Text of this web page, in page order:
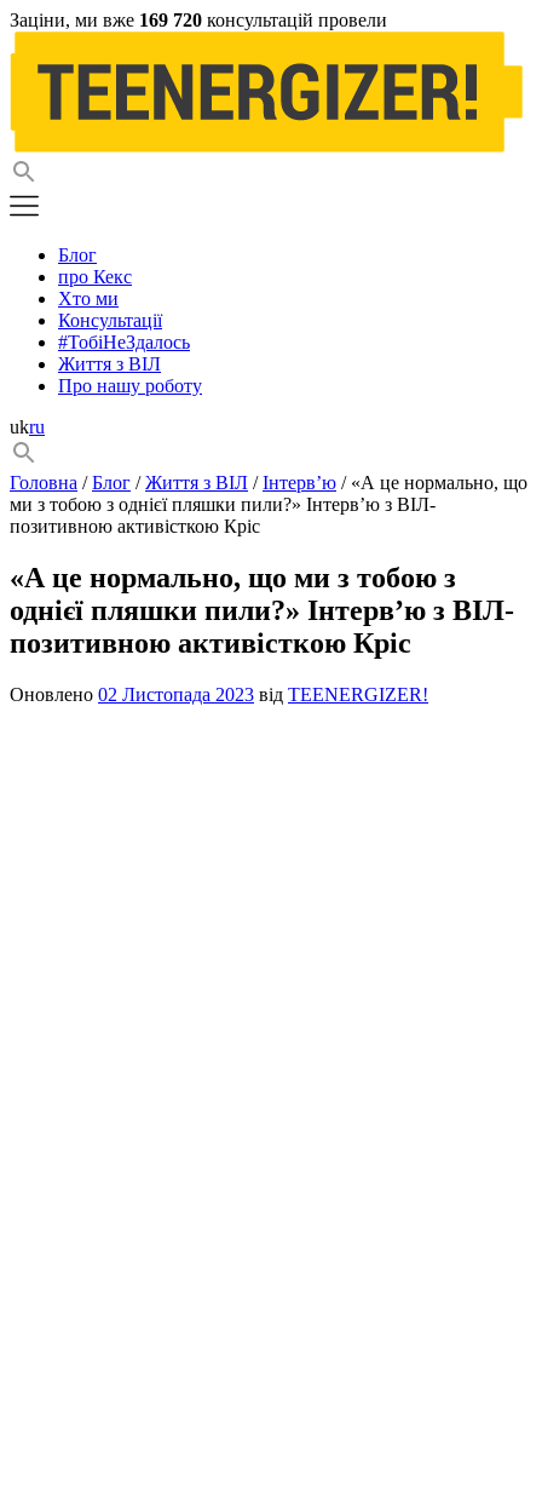
Заціни, ми вже 169 720 консультацій провели
Блог
про Кекс
Хто ми
Консультації
#ТобіНеЗдалось
Життя з ВІЛ
Про нашу роботу
ukru
Головна /Блог /Життя з ВІЛ /Інтерв’ю / «А це нормально, що
ми з тобою з однієї пляшки пили?» Інтерв’ю з ВІЛ-
позитивною активісткою Кріс
«А це нормально, що ми з тобою з
однієї пляшки пили?» Інтерв’ю з ВІЛ-
позитивною активісткою Кріс
Оновлено 02 Листопада 2023 від TEENERGIZER!